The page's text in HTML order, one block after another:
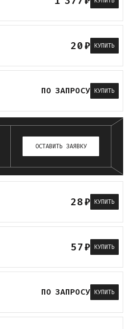
20₽ КУПИТЬ
ПО ЗАПРОСУ КУПИТЬ
ОСТАВИТЬ ЗАЯВКУ
28₽ КУПИТЬ
57₽ КУПИТЬ
ПО ЗАПРОСУ КУПИТЬ